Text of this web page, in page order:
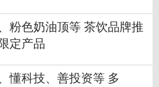
粉色奶油顶等 茶饮品牌推
定产品
懂科技、善投资等 多